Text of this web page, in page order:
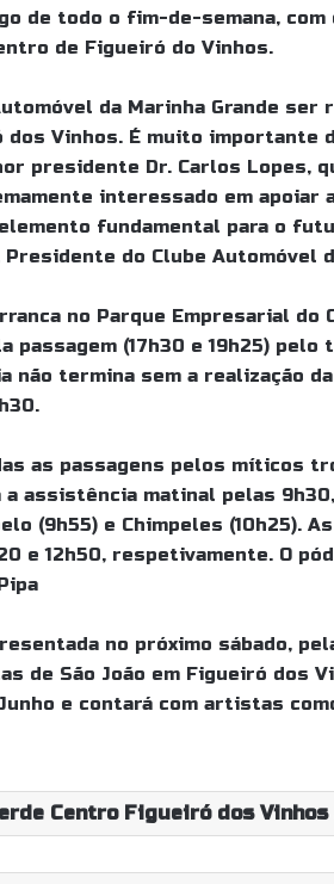
de todo o fim-de-semana, com
de Figueiró do Vinhos.
da Marinha Grande ser
Vinhos. É muito importante
presidente Dr. Carlos Lopes,
interessado em apoiar
fundamental para o
do Clube Automóvel
no Parque Empresarial do
passagem (17h30 e 19h25) pelo
não termina sem a realização
as passagens pelos míticos
a assistência matinal pelas
(9h55) e Chimpeles (10h25).
e 12h50, respetivamente. O
no próximo sábado,
de São João em Figueiró dos
e contará com artistas
Centro Figueiró dos Vinhos